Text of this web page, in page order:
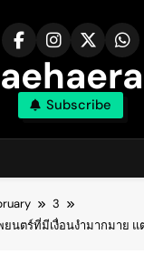
Subscribe
3
นตร์ที่มีเงื่อนงำมากมาย แ